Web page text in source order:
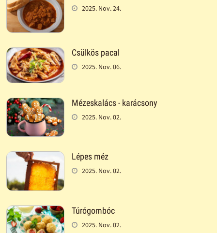
2025. Nov. 24.
Csülkös pacal
2025. Nov. 06.
Mézeskalács - karácsony
2025. Nov. 02.
Lépes méz
2025. Nov. 02.
Túrógombóc
2025. Nov. 02.